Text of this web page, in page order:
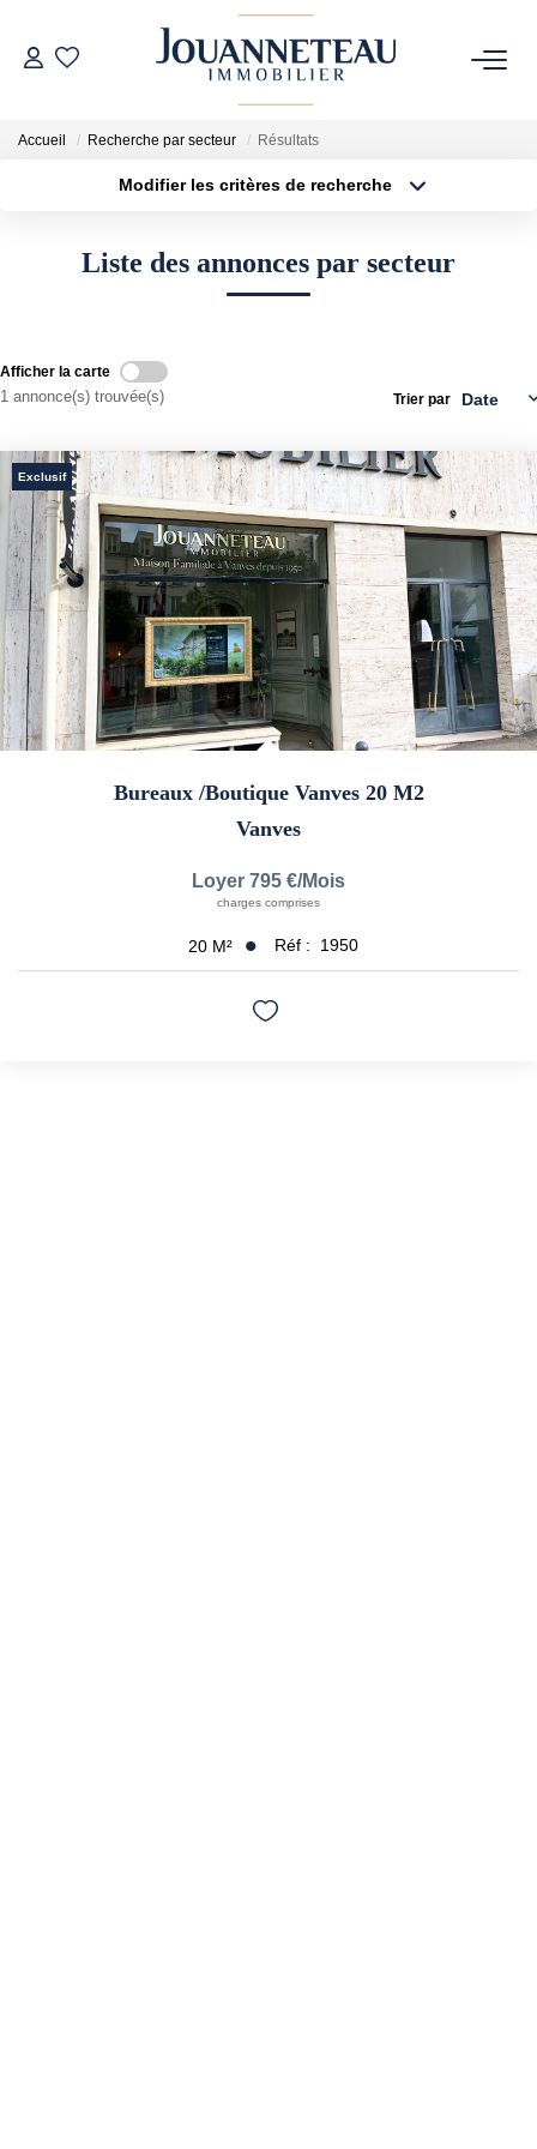
OFF-MARKET
ESTIMER
Estimation Sur Rendez-Vous
NOTRE HISTOIRE
NOTRE CHARTE
CONTACT
Accueil Recherche par secteur Résultats
Modifier les critères de recherche
Type de bien
Surface min
Créer une alerte
Liste des annonces par secteur
Afficher la carte
1 annonce(s) trouvée(s) Trier par
Exclusif
Bureaux /boutique Vanves 20 M2
Vanves
Loyer 795 €/mois
charges comprises
20 M² Réf : 1950